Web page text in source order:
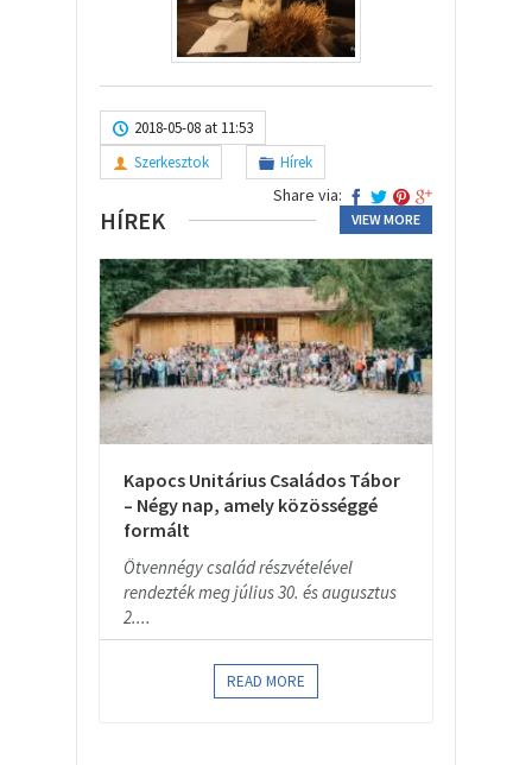
2018-05-08 at 11:53
Szerkesztok
Hírek
Share via:
HÍREK VIEW MORE
Kapocs Unitárius Családos Tábor
– Négy nap, amely közösséggé
formált
Ötvennégy család részvételével
rendezték meg július 30. és augusztus
2....
READ MORE